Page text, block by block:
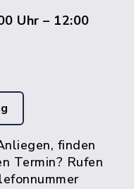
Uhr – 12:00
finden
Termin? Rufen